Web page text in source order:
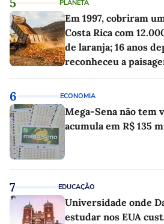
PLANETA
Em 1997, cobriram
Costa Rica com
de laranja; 16 anos
reconheceu a
6 ECONOMIA
Mega-Sena não tem
acumula em R$ 135
7 EDUCAÇÃO
Universidade onde
estudar nos EUA